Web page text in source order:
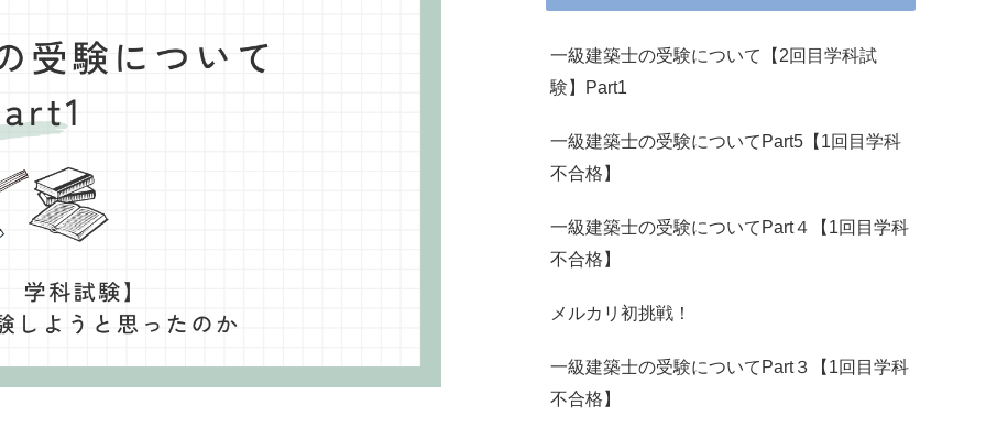
一級建築士の受験について【2回目学科試
験】Part1
一級建築士の受験についてPart5【1回目学科
不合格】
一級建築士の受験についてPart４【1回目学科
不合格】
メルカリ初挑戦！
一級建築士の受験についてPart３【1回目学科
不合格】